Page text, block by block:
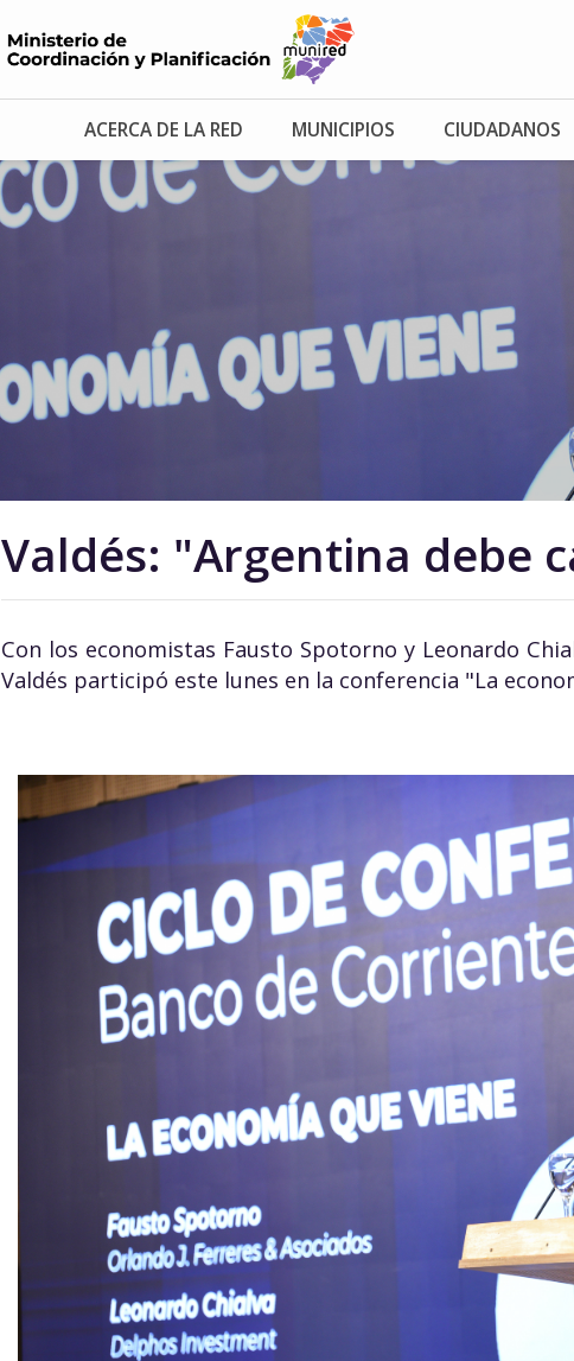
ACERCA DE LA RED MUNICIPIOS CIUDADANOS
Valdés: "Argentina debe
Con los economistas Fausto Spotorno y Leonardo
Valdés participó este lunes en la conferencia "La